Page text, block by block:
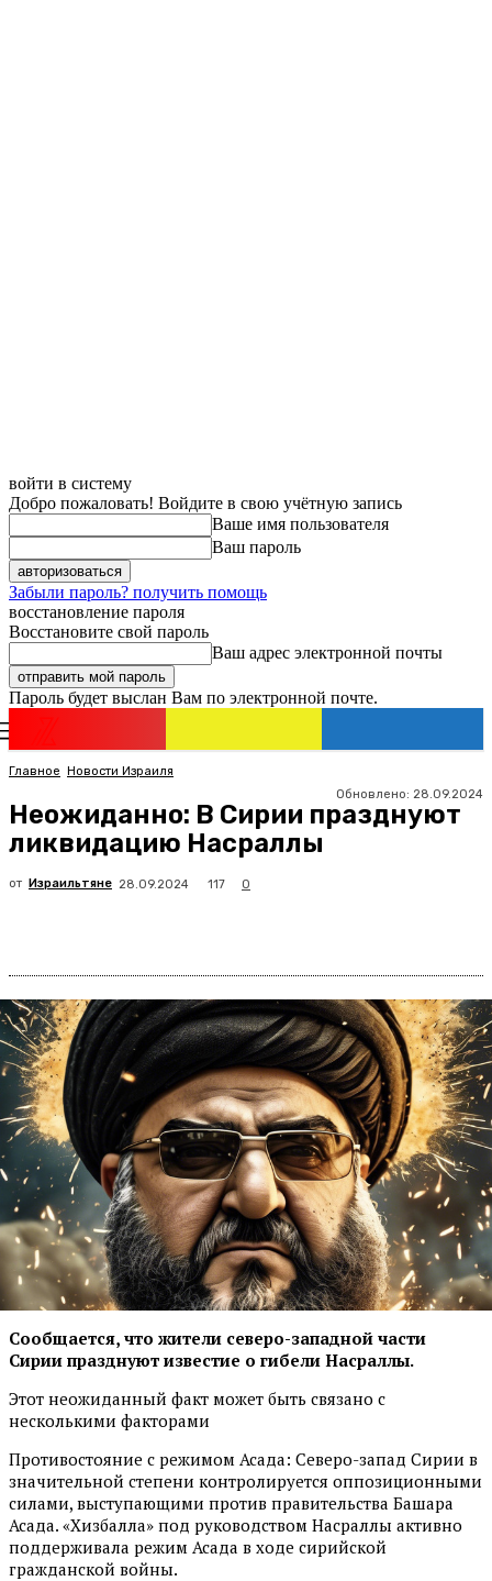
войти в систему
Добро пожаловать! Войдите в свою учётную запись
Ваше имя пользователя
Ваш пароль
Забыли пароль? получить помощь
восстановление пароля
Восстановите свой пароль
Ваш адрес электронной почты
Пароль будет выслан Вам по электронной почте.
Главное
Новости Израиля
Обновлено: 28.09.2024
Неожиданно: В Сирии празднуют
ликвидацию Насраллы
от Израильтяне 28.09.2024 117 0
Сообщается, что жители северо-западной части
Сирии празднуют известие о гибели Насраллы.
Этот неожиданный факт может быть связано с
несколькими факторами
Противостояние с режимом Асада: Северо-запад Сирии в
значительной степени контролируется оппозиционными
силами, выступающими против правительства Башара
Асада. «Хизбалла» под руководством Насраллы активно
поддерживала режим Асада в ходе сирийской
гражданской войны.